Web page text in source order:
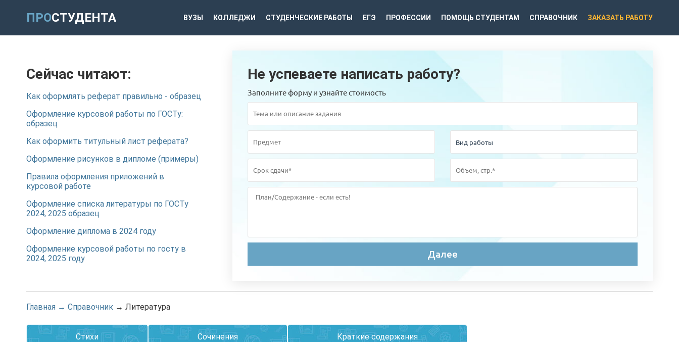
ПРОСТУДЕНТА ВУЗЫ КОЛЛЕДЖИ СТУДЕНЧЕСКИЕ РАБОТЫ ЕГЭ ПРОФЕССИИ ПОМОЩЬ СТУДЕНТАМ СПРАВОЧНИК ЗАКАЗАТЬ РАБОТУ
Сейчас читают:
Как оформлять реферат правильно - образец
Оформление курсовой работы по ГОСТу:
образец
Как оформить титульный лист реферата?
Оформление рисунков в дипломе (примеры)
Правила оформления приложений в
курсовой работе
Оформление списка литературы по ГОСТу
2024, 2025 образец
Оформление диплома в 2024 году
Оформление курсовой работы по госту в
2024, 2025 году
Не успеваете написать работу?
Заполните форму и узнайте стоимость
Главная → Справочник → Литература
Стихи Сочинения Краткие содержания